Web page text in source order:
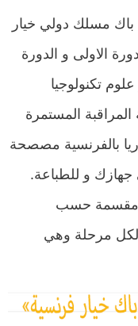
باك مسلك دولي خيار
الدورة الاولى و الدورة
تكنولوجيا
المستمرة
بالفرنسية مصصحة
جهازك و للطباعة.
مقسمة حسب
مرحلة وهي